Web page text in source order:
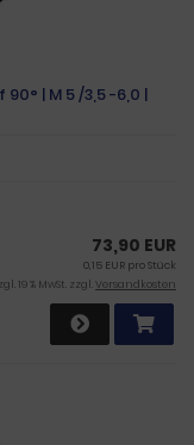
| M 5 /3,5 -6,0 |
73,90 EUR
0,15 EUR pro Stück
19 % MwSt. zzgl.Versandkosten